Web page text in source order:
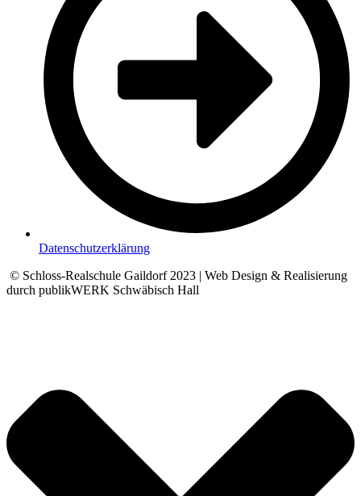
Datenschutzerklärung
© Schloss-Realschule Gaildorf 2023 | Web Design & Realisierung
durch publikWERK Schwäbisch Hall